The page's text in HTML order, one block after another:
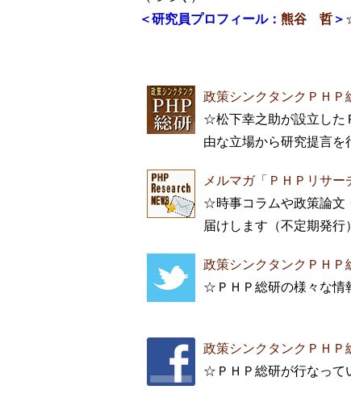
＜研究員プロフィール： 熊谷 哲 ＞
政策シンクタンクＰＨ
☆松下幸之助が設立した
由な立場から研究提言を
メルマガ「ＰＨＰリサー
☆時事コラムや政策論文
届けします（不定期
政策シンクタンクＰＨＰ
☆ＰＨＰ総研の様々な
政策シンクタンクＰＨ
☆ＰＨＰ総研が行なって